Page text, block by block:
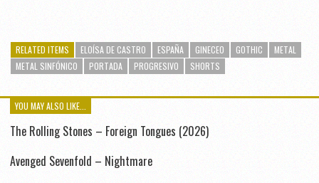
RELATED ITEMS ELOÍSA DE CASTRO ESPAÑA GINECEO GOTHIC
METAL
METAL SINFÓNICO
PORTADA PROGRESIVO SHORTS
YOU MAY ALSO LIKE...
The Rolling Stones – Foreign Tongues (2026)
Avenged Sevenfold – Nightmare